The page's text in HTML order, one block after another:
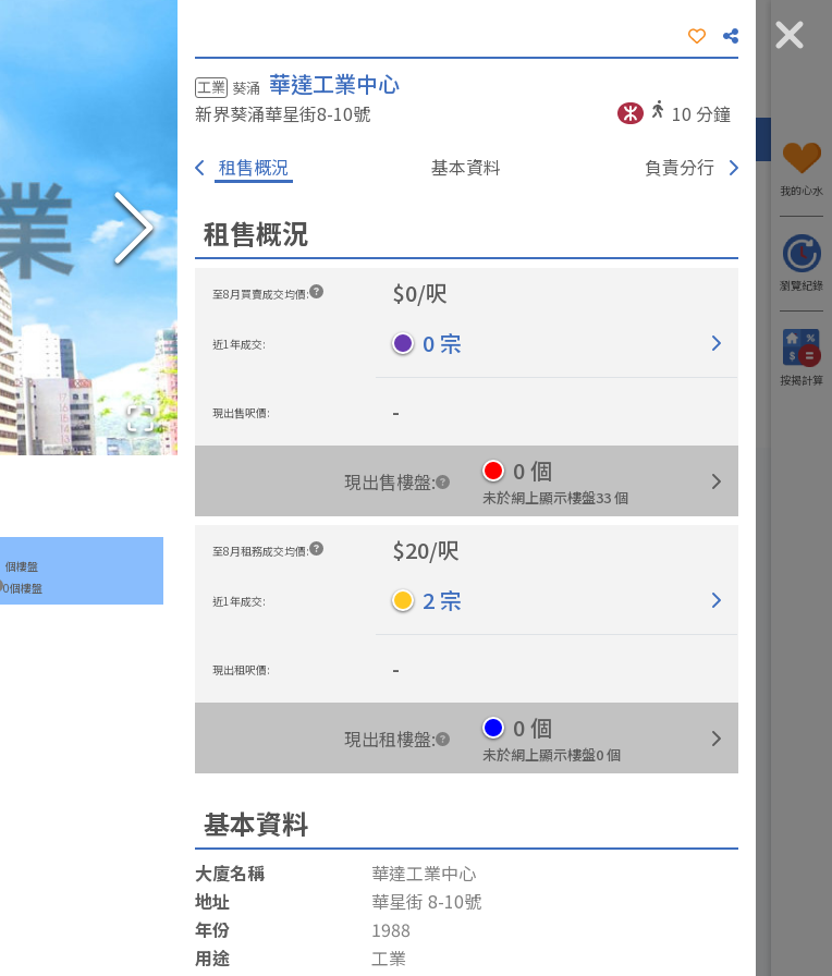
我要入行 了解我們
我的心水
瀏覽紀錄
按揭計算
個樓盤
0個樓盤
工業 葵涌 華達工業中心
新界葵涌華星街8-10號 10 分鐘
租售概況 基本資料 負責分行
租售概況
至8月買賣成交均價: $0/呎
近1年成交: 0 宗
現出售呎價: -
現出售樓盤: 0個
未於網上顯示樓盤33個
至8月租務成交均價: $20/呎
近1年成交: 2 宗
現出租呎價: -
現出租樓盤: 0個
未於網上顯示樓盤0個
基本資料
大廈名稱
華達工業中心
地址
華星街 8-10號
年份
1988
用途
工業